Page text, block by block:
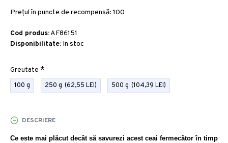
Preţul în puncte de recompensă: 100
Cod produs:AF86151
Disponibilitate: In stoc
Greutate
100 g
250 g (62,55 LEI) 500 g (104,39 LEI)
DESCRIERE
Ce este mai plăcut decât să savurezi acest ceai fermecător în timp